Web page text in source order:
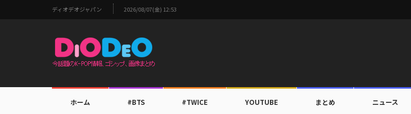
ディオデオジャパン 2026/08/07(金) 12:53
ホーム #BTS #TWICE YOUTUBE まとめ ニュース